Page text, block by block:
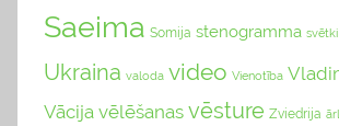
Saeima Somija stenogramma svētki
Ukraina valoda video Vienotība
Vācija vēlēšanas vēsture Zviedrija